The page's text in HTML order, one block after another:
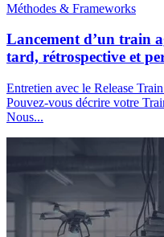
Méthodes & Frameworks
Lancement d’un train
tard, rétrospective et
Entretien avec le Release
Pouvez-vous décrire votre
Nous...